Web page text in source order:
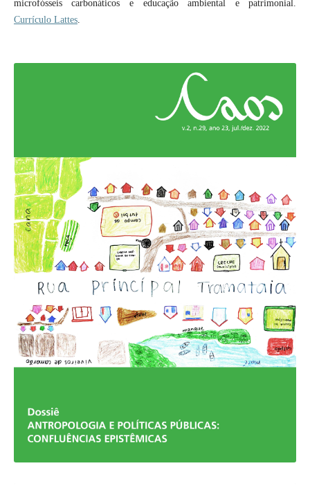
microfósseis carbonáticos e educação ambiental e patrimonial.
Currículo Lattes.